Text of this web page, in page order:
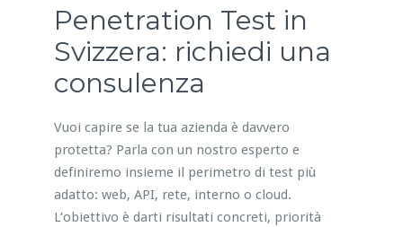
Penetration Test in
Svizzera: richiedi una
consulenza
Vuoi capire se la tua azienda è davvero
protetta? Parla con un nostro esperto e
definiremo insieme il perimetro di test più
adatto: web, API, rete, interno o cloud.
L’obiettivo è darti risultati concreti, priorità